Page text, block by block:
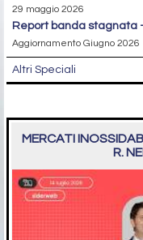
29 maggio 2026
report banda stagnata
Aggiornamento Giugno 2026
Altri Speciali
MERCATI
R.